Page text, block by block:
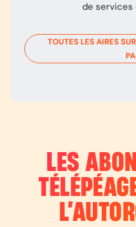
de services
TOUTES LES AIRES
LES